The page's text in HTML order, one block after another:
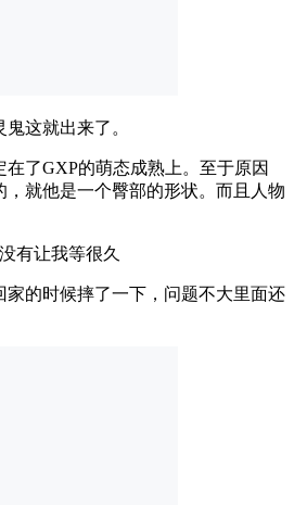
这就出来了。
了GXP的萌态成熟上。至于原因
，就他是一个臀部的形状。而且人物
有让我等很久
家的时候摔了一下，问题不大里面还